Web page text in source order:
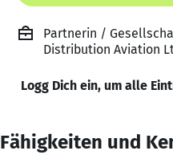
Partnerin /
Distribution Aviation
Logg Dich ein, um alle
Fähigkeiten und